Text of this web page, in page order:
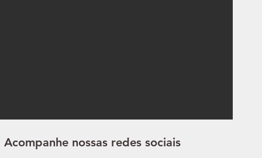
Acompanhe nossas redes sociais